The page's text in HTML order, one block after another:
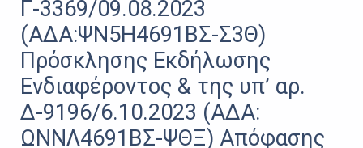
Γ-3369/09.08.2023
(ΑΔΑ:ΨΝ5Η4691ΒΣ-Σ3Θ)
Πρόσκλησης Εκδήλωσης
Ενδιαφέροντος & της υπ’ αρ.
Δ-9196/6.10.2023 (ΑΔΑ:
ΩΝΝΛ4691ΒΣ-ΨΘΞ) Απόφασης